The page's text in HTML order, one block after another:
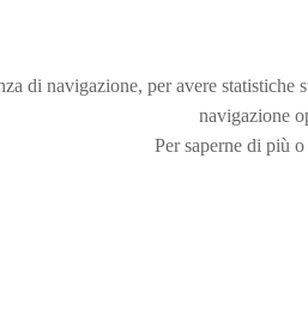
di navigazione, per avere
navigazione
Per saperne di più